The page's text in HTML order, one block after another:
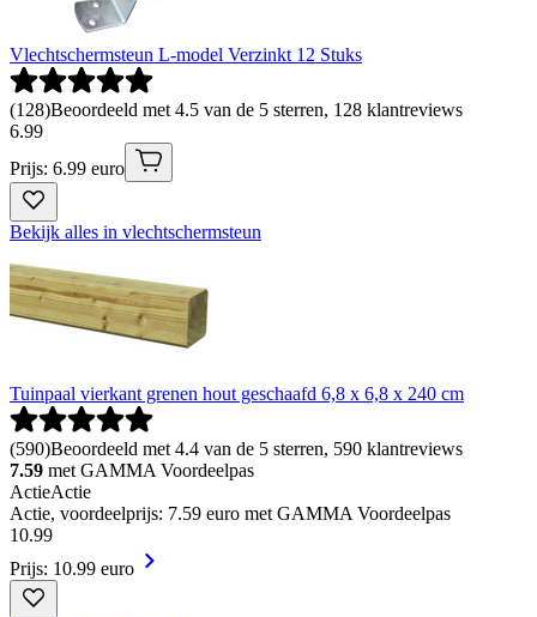
Vlechtschermsteun L-model Verzinkt 12 Stuks
(128)Beoordeeld met 4.5 van de 5 sterren, 128 klantreviews
6.99
Prijs: 6.99 euro
Bekijk alles in vlechtschermsteun
Tuinpaal vierkant grenen hout geschaafd 6,8 x 6,8 x 240 cm
(590)Beoordeeld met 4.4 van de 5 sterren, 590 klantreviews
7.59 met GAMMA Voordeelpas
ActieActie
Actie, voordeelprijs: 7.59 euro met GAMMA Voordeelpas
10.99
Prijs: 10.99 euro